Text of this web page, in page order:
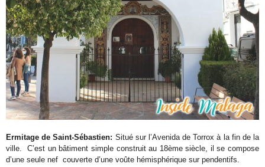
Ermitage de Saint-Sébastien: Situé sur l’Avenida de Torrox à la fin de la
ville. C’est un bâtiment simple construit au 18ème siècle, il se compose
d’une seule nef couverte d’une voûte hémisphérique sur pendentifs.